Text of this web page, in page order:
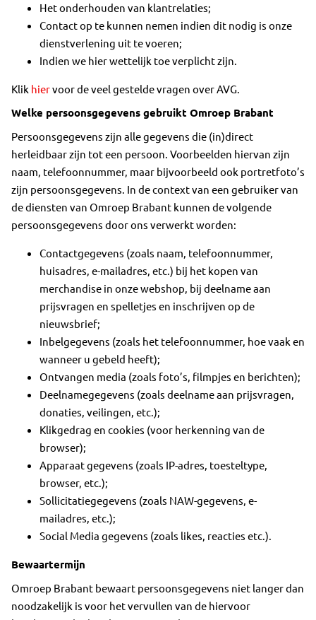
Het onderhouden van klantrelaties;
Contact op te kunnen nemen indien dit nodig is onze
dienstverlening uit te voeren;
Indien we hier wettelijk toe verplicht zijn.
Klik hiervoor de veel gestelde vragen over AVG.
Welke persoonsgegevens gebruikt Omroep Brabant
Persoonsgegevens zijn alle gegevens die (in)direct
herleidbaar zijn tot een persoon. Voorbeelden hiervan zijn
naam, telefoonnummer, maar bijvoorbeeld ook portretfoto’s
zijn persoonsgegevens. In de context van een gebruiker van
de diensten van Omroep Brabant kunnen de volgende
persoonsgegevens door ons verwerkt worden:
Contactgegevens (zoals naam, telefoonnummer,
huisadres, e-mailadres, etc.) bij het kopen van
merchandise in onze webshop, bij deelname aan
prijsvragen en spelletjes en inschrijven op de
nieuwsbrief;
Inbelgegevens (zoals het telefoonnummer, hoe vaak en
wanneer u gebeld heeft);
Ontvangen media (zoals foto’s, filmpjes en berichten);
Deelnamegegevens (zoals deelname aan prijsvragen,
donaties, veilingen, etc.);
Klikgedrag en cookies (voor herkenning van de
browser);
Apparaat gegevens (zoals IP-adres, toesteltype,
browser, etc.);
Sollicitatiegegevens (zoals NAW-gegevens, e-
mailadres, etc.);
Social Media gegevens (zoals likes, reacties etc.).
Bewaartermijn
Omroep Brabant bewaart persoonsgegevens niet langer dan
noodzakelijk is voor het vervullen van de hiervoor